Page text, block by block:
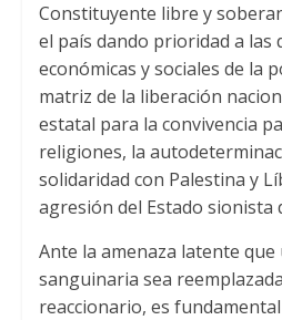
Constituyente libre y
el país dando prioridad a las
económicas y sociales de la
matriz de la liberación
estatal para la convivencia
religiones, la
solidaridad con Palestina y
agresión del Estado sionista
Ante la amenaza latente
sanguinaria sea
reaccionario, es